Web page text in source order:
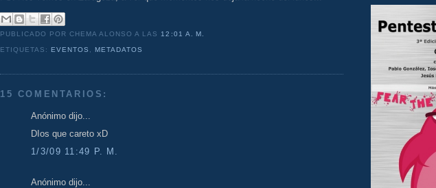
PUBLICADO POR CHEMA ALONSOA LAS 12:01 A. M.
ETIQUETAS: EVENTOS , METADATOS
15 COMENTARIOS:
Anónimo dijo...
DIos que careto xD
1/3/09 11:49 P. M.
Anónimo dijo...